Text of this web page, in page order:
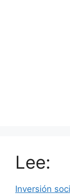
Lee:
Inversión